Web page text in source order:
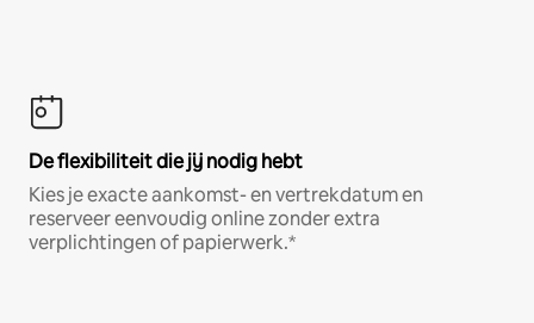
De flexibiliteit die jij nodig hebt
Kies je exacte aankomst- en vertrekdatum en
reserveer eenvoudig online zonder extra
verplichtingen of papierwerk.*